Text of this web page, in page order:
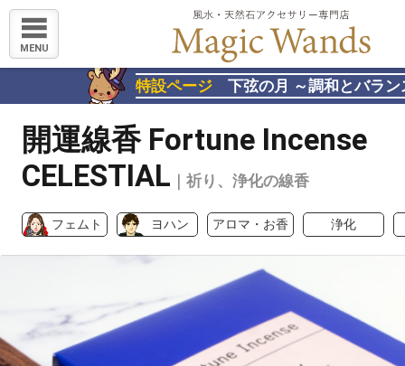
MENU
特設ページ 下弦の月 ～調和とバラン
開運線香 Fortune Incense
CELESTIAL ｜祈り、浄化の線香
フェムト ヨハン アロマ・お香 浄化